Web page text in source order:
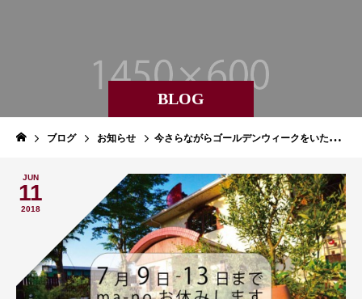
BLOG
ブログ お知らせ 今さらながらゴールデンウィークをいただきます。
JUN
11
2018